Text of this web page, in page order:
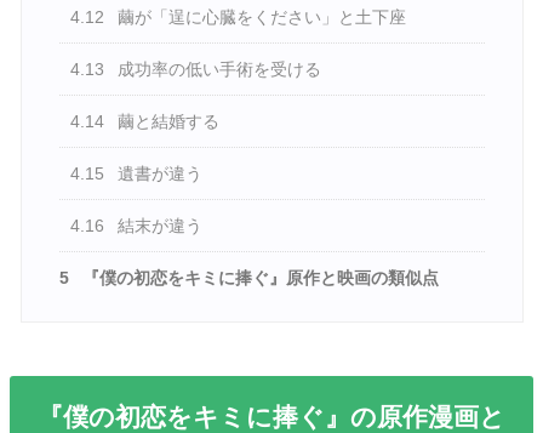
4.12 繭が「逞に心臓をください」と土下座
4.13 成功率の低い手術を受ける
4.14 繭と結婚する
4.15 遺書が違う
4.16 結末が違う
5 『僕の初恋をキミに捧ぐ』原作と映画の類似点
『僕の初恋をキミに捧ぐ』の原作漫画と